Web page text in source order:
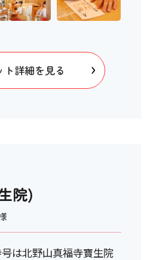
ト詳細を見る
院)
は北野山真福寺寶生院